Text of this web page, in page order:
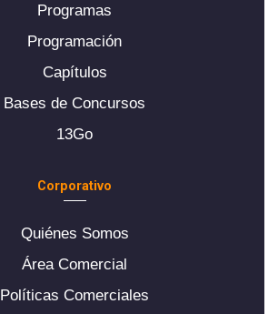
Programas
Programación
Capítulos
Bases de Concursos
13Go
Corporativo
Quiénes Somos
Área Comercial
Políticas Comerciales